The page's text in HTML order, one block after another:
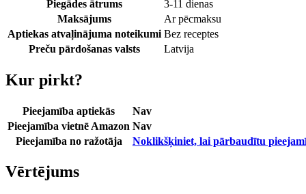
Piegādes ātrums
3-11 dienas
Maksājums
Ar pēcmaksu
Aptiekas atvaļinājuma noteikumi Bez receptes
Preču pārdošanas valsts
Latvija
Kur pirkt?
Pieejamība aptiekās
Nav
Pieejamība vietnē Amazon Nav
Pieejamība no ražotāja
Noklikšķiniet, lai pārbaudītu
Vērtējums